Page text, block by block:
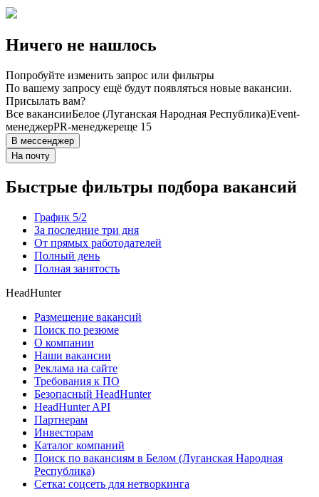
Ничего не нашлось
Попробуйте изменить запрос или фильтры
По вашему запросу ещё будут появляться новые вакансии.
Присылать вам?
Все вакансииБелое (Луганская Народная Республика)Event-
менеджерPR-менеджереще 15
В мессенджер
На почту
Быстрые фильтры подбора вакансий
График 5/2
За последние три дня
От прямых работодателей
Полный день
Полная занятость
HeadHunter
Размещение вакансий
Поиск по резюме
О компании
Наши вакансии
Реклама на сайте
Требования к ПО
Безопасный HeadHunter
HeadHunter API
Партнерам
Инвесторам
Каталог компаний
Поиск по вакансиям в Белом (Луганская Народная
Республика)
Сетка: соцсеть для нетворкинга